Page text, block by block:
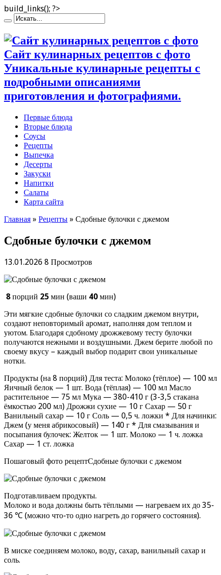
build_links(); ?>
Сайт кулинарных рецептов с фото
Уникальные кулинарные рецепты с
подробными описаниями
приготовления и фотографиями.
Первые блюда
Вторые блюда
Соусы
Рецепты
Выпечка
Десерты
Закуски
Напитки
Салаты
Карта сайта
Главная » Рецепты » Сдобные булочки с джемом
Сдобные булочки с джемом
13.01.2026 8 Просмотров
8 порций 25 мин (ваши 40 мин)
Эти мягкие сдобные булочки со сладким джемом внутри,
создают неповторимый аромат, наполняя дом теплом и
уютом. Благодаря сдобному дрожжевому тесту булочки
получаются нежными и воздушными. Джем берите любой по
своему вкусу – каждый выбор подарит свои уникальные
нотки.
Продукты (на 8 порций) Для теста: Молоко (тёплое) — 100 мл
Яичный белок — 1 шт. Вода (тёплая) — 100 мл Масло
растительное — 75 мл Мука — 380-410 г (3-3,5 стакана
ёмкостью 200 мл) Дрожжи сухие — 10 г Сахар — 50 г
Ванильный сахар — 10 г Соль — 0,5 ч. ложки * Для начинки:
Джем (у меня абрикосовый) — 140 г * Для смазывания и
посыпания булочек: Желток — 1 шт. Молоко — 1 ч. ложка
Сахар — 1 ст. ложка
Пошаговый фото рецептСдобные булочки с джемом
Подготавливаем продукты.
Молоко и вода должны быть тёплыми — нагреваем их до 35-
36 ℃ (можно что-то одно нагреть до горячего состояния).
В миске соединяем молоко, воду, сахар, ванильный сахар и
соль.